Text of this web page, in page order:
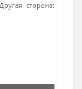
Другая сторона: